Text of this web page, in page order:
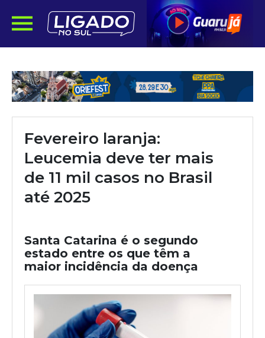
Fevereiro laranja:
Leucemia deve ter mais
de 11 mil casos no Brasil
até 2025
Santa Catarina é o segundo
estado entre os que têm a
maior incidência da doença